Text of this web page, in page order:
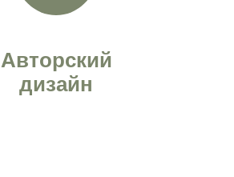
Авторский
дизайн